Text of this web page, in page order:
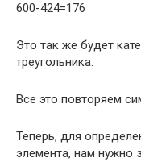
600-424=176
Это так же будет
треугольника.
Все это повторяем
Теперь, для
элемента, нам нужно